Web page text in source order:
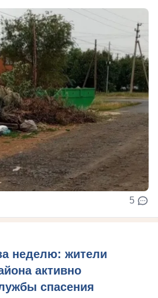
5
неделю: жители
активно
спасения